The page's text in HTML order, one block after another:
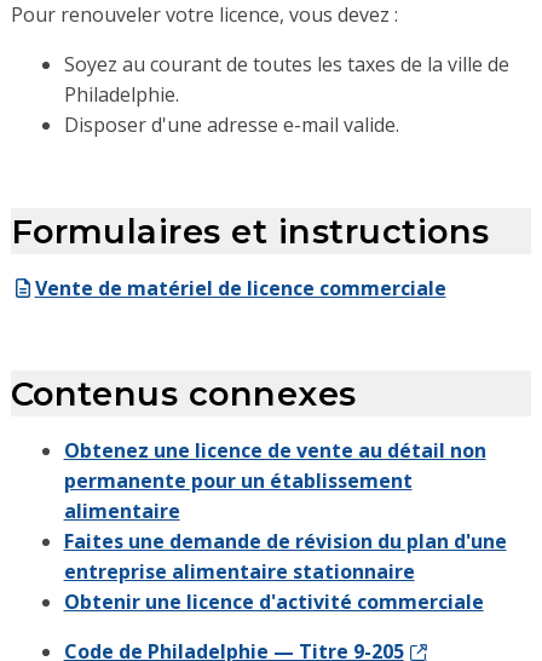
Pour renouveler votre licence, vous devez :
Soyez au courant de toutes les taxes de la ville de
Philadelphie.
Disposer d'une adresse e-mail valide.
Formulaires et instructions
Vente de matériel de licence commerciale
Contenus connexes
Obtenez une licence de vente au détail non
permanente pour un établissement
alimentaire
Faites une demande de révision du plan d'une
entreprise alimentaire stationnaire
Obtenir une licence d'activité commerciale
Code de Philadelphie — Titre 9-205